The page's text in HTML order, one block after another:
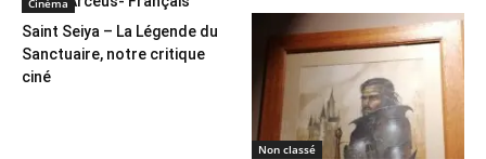
Cinéma
Saint Seiya – La Légende du
Sanctuaire, notre critique
ciné
Non classé